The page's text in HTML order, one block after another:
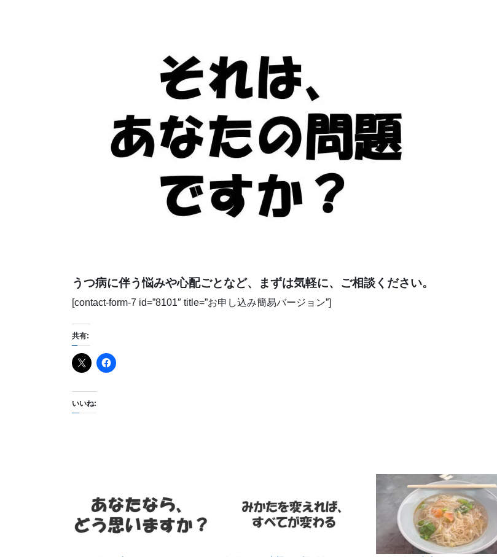
うつ病に伴う悩みや心配ごとなど、まずは気軽に、ご相談ください。
[contact-form-7 id=”8101″ title=”お申し込み簡易バージョン”]
共有:
いいね: